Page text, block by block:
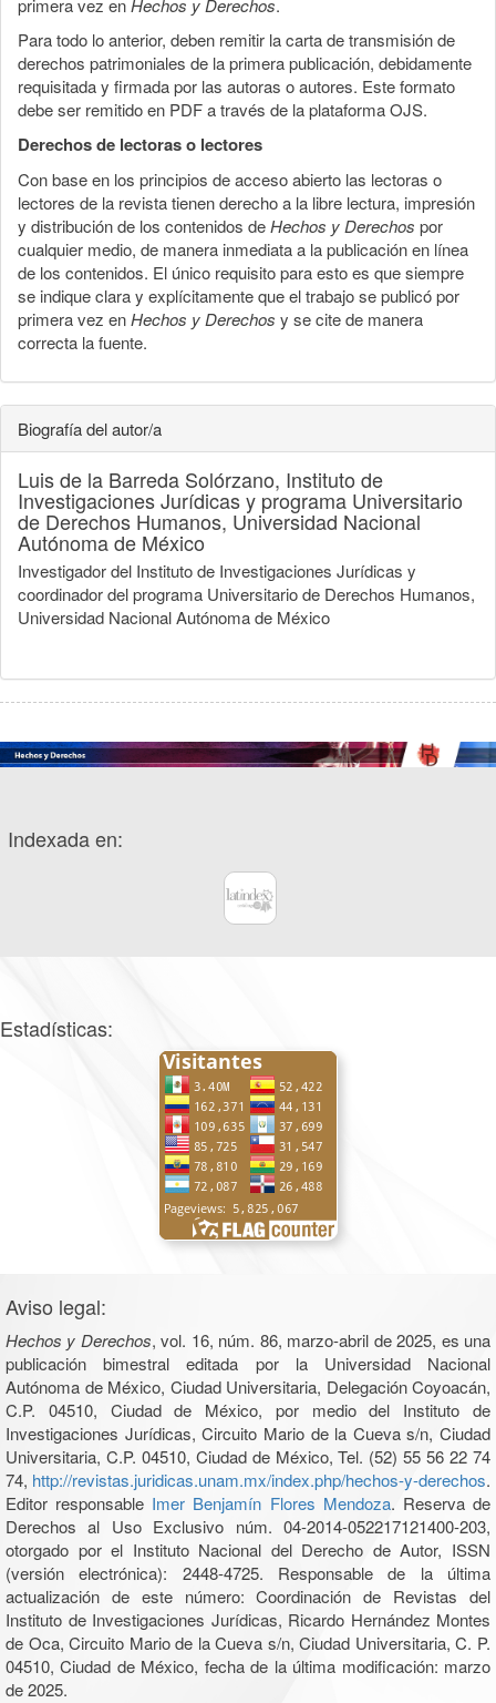
primera vez enHechos y Derechos.
Para todo lo anterior, deben remitir la carta de transmisión de
derechos patrimoniales de la primera publicación, debidamente
requisitada y firmada por las autoras o autores. Este formato
debe ser remitido en PDF a través de la plataforma OJS.
Derechos de lectoras o lectores
Con base en los principios de acceso abierto las lectoras o
lectores de la revista tienen derecho a la libre lectura, impresión
y distribución de los contenidos deHechos y Derechos por
cualquier medio, de manera inmediata a la publicación en línea
de los contenidos. El único requisito para esto es que siempre
se indique clara y explícitamente que el trabajo se publicó por
primera vez enHechos y Derechos y se cite de manera
correcta la fuente.
Biografía del autor/a
Luis de la Barreda Solórzano, Instituto de
Investigaciones Jurídicas y programa Universitario
de Derechos Humanos, Universidad Nacional
Autónoma de México
Investigador del Instituto de Investigaciones Jurídicas y
coordinador del programa Universitario de Derechos Humanos,
Universidad Nacional Autónoma de México
Indexada en:
Estadísticas:
Aviso legal:
Hechos y Derechos, vol. 16, núm. 86, marzo-abril de 2025, es una
publicación bimestral editada por la Universidad Nacional
Autónoma de México, Ciudad Universitaria, Delegación Coyoacán,
C.P. 04510, Ciudad de México, por medio del Instituto de
Investigaciones Jurídicas, Circuito Mario de la Cueva s/n, Ciudad
Universitaria, C.P. 04510, Ciudad de México, Tel. (52) 55 56 22 74
74, http://revistas.juridicas.unam.mx/index.php/hechos-y-derechos.
Editor responsable Imer Benjamín Flores Mendoza. Reserva de
Derechos al Uso Exclusivo núm. 04-2014-052217121400-203,
otorgado por el Instituto Nacional del Derecho de Autor, ISSN
(versión electrónica): 2448-4725. Responsable de la última
actualización de este número: Coordinación de Revistas del
Instituto de Investigaciones Jurídicas, Ricardo Hernández Montes
de Oca, Circuito Mario de la Cueva s/n, Ciudad Universitaria, C. P.
04510, Ciudad de México, fecha de la última modificación: marzo
de 2025.